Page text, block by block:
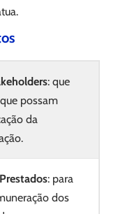
: que
possam
da
: para
dos